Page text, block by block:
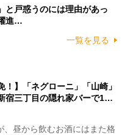
と戸惑うのには理由があっ
進…
一覧を見る
！】「ネグローニ」「山崎」
宿三丁目の隠れ家バーで1…
昼から飲むお酒にはまた格